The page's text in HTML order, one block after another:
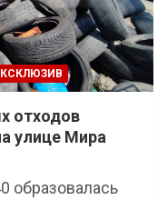
отходов
улице Мира
образовалась